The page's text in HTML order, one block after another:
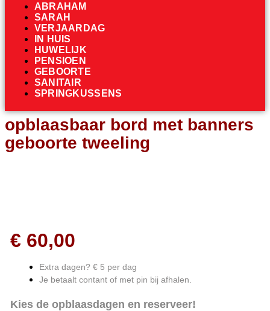
ABRAHAM
SARAH
VERJAARDAG
IN HUIS
HUWELIJK
PENSIOEN
GEBOORTE
SANITAIR
SPRINGKUSSENS
opblaasbaar bord met banners
geboorte tweeling
€60,00
Extra dagen? € 5 per dag
Je betaalt contant of met pin bij afhalen.
Kies de opblaasdagen en reserveer!